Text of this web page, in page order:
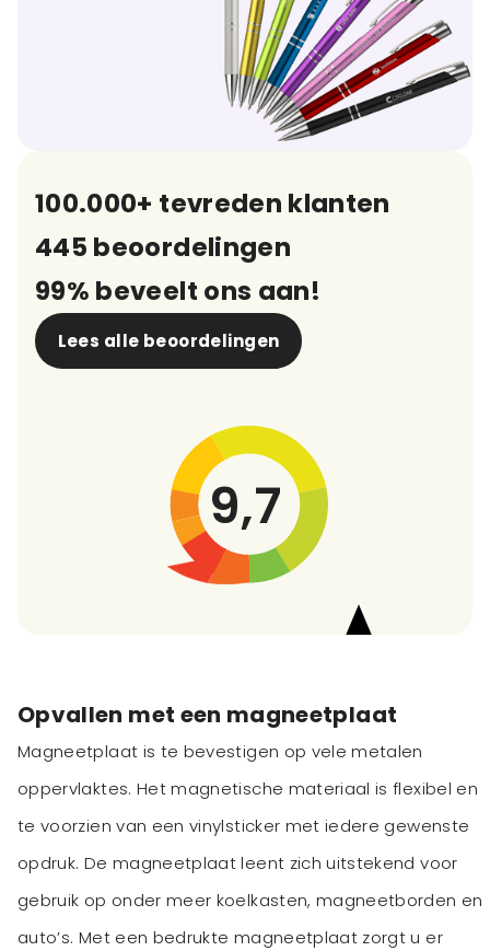
100.000+ tevreden klanten
445 beoordelingen
99% beveelt ons aan!
Lees alle beoordelingen
9,7
Opvallen met een magneetplaat
Magneetplaat is te bevestigen op vele metalen
oppervlaktes. Het magnetische materiaal is flexibel en
te voorzien van een vinylsticker met iedere gewenste
opdruk. De magneetplaat leent zich uitstekend voor
gebruik op onder meer koelkasten, magneetborden en
auto’s. Met een bedrukte magneetplaat zorgt u er